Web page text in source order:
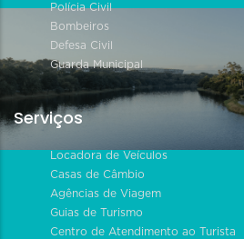
Polícia Civil
Bombeiros
Defesa Civil
Guarda Municipal
Serviços
Locadora de Veículos
Casas de Câmbio
Agências de Viagem
Guias de Turismo
Centro de Atendimento ao Turista